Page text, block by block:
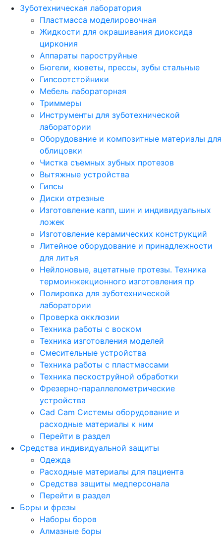
Зуботехническая лаборатория
Пластмасса моделировочная
Жидкости для окрашивания диоксида
циркония
Аппараты пароструйные
Бюгели, кюветы, прессы, зубы стальные
Гипсоотстойники
Мебель лабораторная
Триммеры
Инструменты для зуботехнической
лаборатории
Оборудование и композитные материалы для
облицовки
Чистка съемных зубных протезов
Вытяжные устройства
Гипсы
Диски отрезные
Изготовление капп, шин и индивидуальных
ложек
Изготовление керамических конструкций
Литейное оборудование и принадлежности
для литья
Нейлоновые, ацетатные протезы. Техника
термоинжекционного изготовления пр
Полировка для зуботехнической
лаборатории
Проверка окклюзии
Техника работы с воском
Техника изготовления моделей
Смесительные устройства
Техника работы с пластмассами
Техника пескоструйной обработки
Фрезерно-параллелометрические
устройства
Cad Cam Системы оборудование и
расходные материалы к ним
Перейти в раздел
Средства индивидуальной защиты
Одежда
Расходные материалы для пациента
Средства защиты медперсонала
Перейти в раздел
Боры и фрезы
Наборы боров
Алмазные боры